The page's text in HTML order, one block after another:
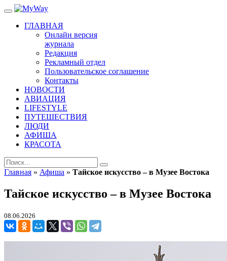
ГЛАВНАЯ
Онлайн версия
журнала
Редакция
Рекламный отдел
Пользовательское соглашение
Контакты
НОВОСТИ
АВИАЦИЯ
LIFESTYLE
ПУТЕШЕСТВИЯ
ЛЮДИ
АФИША
КРАСОТА
Главная » Афиша » Тайское искусство – в Музее Востока
Тайское искусство – в Музее Востока
08.06.2026